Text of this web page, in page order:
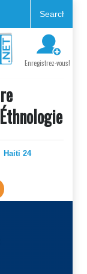
Enregistrez-vous!
Haiti 24